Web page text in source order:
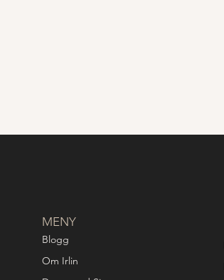
MENY
Blogg
Om Irlin